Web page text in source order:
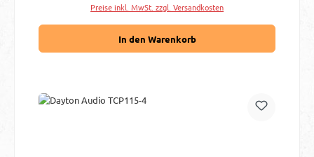
Preise inkl. MwSt. zzgl. Versandkosten
In den Warenkorb